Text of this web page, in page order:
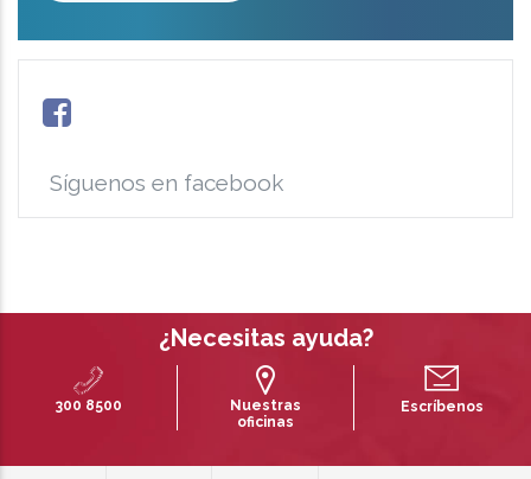
Síguenos en facebook
¿Necesitas ayuda?
300 8500
Nuestras
oficinas
Escríbenos